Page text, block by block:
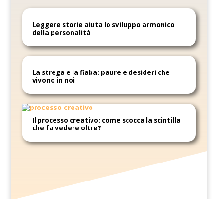
Leggere storie aiuta lo sviluppo armonico
della personalità
La strega e la fiaba: paure e desideri che
vivono in noi
Il processo creativo: come scocca la scintilla
che fa vedere oltre?